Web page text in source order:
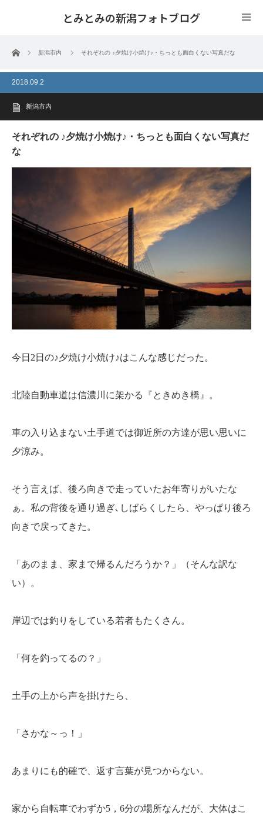
とみとみの新潟フォトブログ
ホーム 新潟市内 それぞれの ♪夕焼け小焼け♪・ちっとも面白くない写真だな
2018.09.2
新潟市内
それぞれの ♪夕焼け小焼け♪・ちっとも面白くない写真だ
な
今日2日の♪夕焼け小焼け♪はこんな感じだった。
北陸自動車道は信濃川に架かる『ときめき橋』。
車の入り込まない土手道では御近所の方達が思い思いに
夕涼み。
そう言えば、後ろ向きで走っていたお年寄りがいたな
ぁ。 私の背後を通り過ぎ､しばらくしたら、やっぱり後ろ
向きで戻ってきた。
「あのまま、家まで帰るんだろうか？」（そんな訳な
い）。
岸辺では釣りをしている若者もたくさん。
「何を釣ってるの？」
土手の上から声を掛けたら、
「さかな～っ！」
あまりにも的確で、返す言葉が見つからない。
家から自転車でわずか5，6分の場所なんだが、大体はこ